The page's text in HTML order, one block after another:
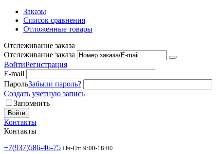
Заказы
Список сравнения
Отложенные товары
Отслеживание заказа
Отслеживание заказа
ВойтиРегистрация
E-mail
ПарольЗабыли пароль?
Создать учетную запись
Запомнить
Войти
Контакты
Контакты
+7(937)586-46-75 Пн-Пт: 9:00-18:00